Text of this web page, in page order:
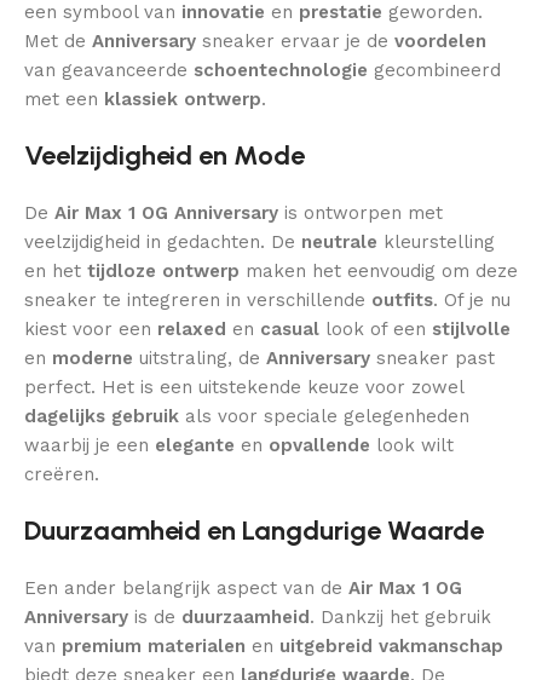
een symbool van innovatie en prestatie geworden.
Met de Anniversary sneaker ervaar je de voordelen
van geavanceerde schoentechnologie gecombineerd
met een klassiek ontwerp.
Veelzijdigheid en Mode
De Air Max 1 OG Anniversary is ontworpen met
veelzijdigheid in gedachten. De neutrale kleurstelling
en het tijdloze ontwerp maken het eenvoudig om deze
sneaker te integreren in verschillende outfits. Of je nu
kiest voor een relaxed en casual look of een stijlvolle
en moderne uitstraling, de Anniversary sneaker past
perfect. Het is een uitstekende keuze voor zowel
dagelijks gebruik als voor speciale gelegenheden
waarbij je een elegante en opvallende look wilt
creëren.
Duurzaamheid en Langdurige Waarde
Een ander belangrijk aspect van de Air Max 1 OG
Anniversary is de duurzaamheid. Dankzij het gebruik
van premium materialen en uitgebreid vakmanschap
biedt deze sneaker een langdurige waarde. De